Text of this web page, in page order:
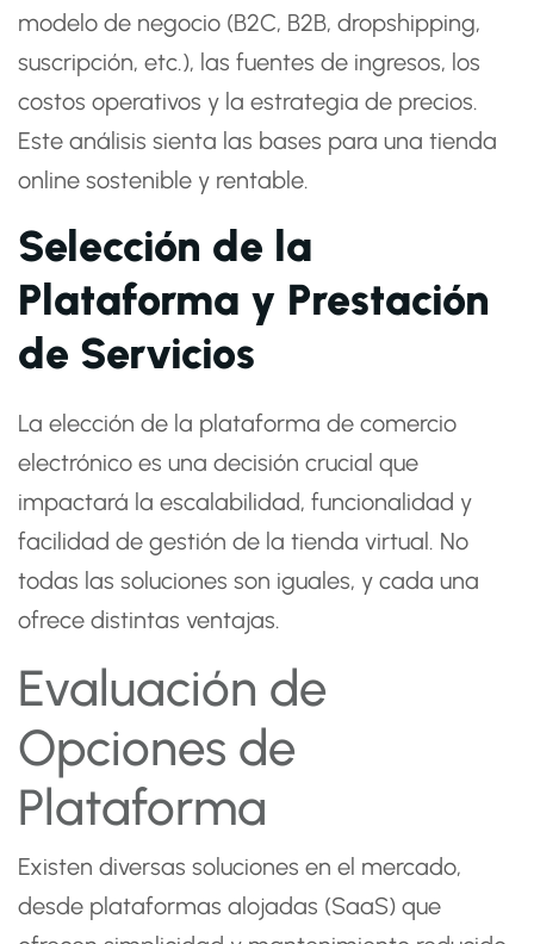
modelo de negocio (B2C, B2B, dropshipping,
suscripción, etc.), las fuentes de ingresos, los
costos operativos y la estrategia de precios.
Este análisis sienta las bases para una tienda
online sostenible y rentable.
Selección de la
Plataforma y Prestación
de Servicios
La elección de la plataforma de comercio
electrónico es una decisión crucial que
impactará la escalabilidad, funcionalidad y
facilidad de gestión de la tienda virtual. No
todas las soluciones son iguales, y cada una
ofrece distintas ventajas.
Evaluación de
Opciones de
Plataforma
Existen diversas soluciones en el mercado,
desde plataformas alojadas (SaaS) que